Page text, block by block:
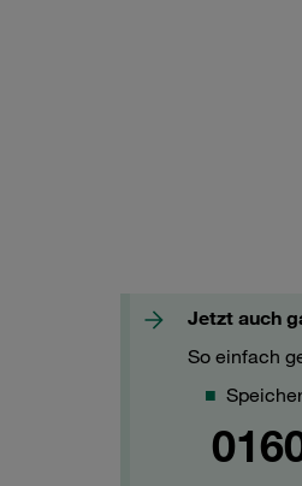
Jetzt auch
So einfach